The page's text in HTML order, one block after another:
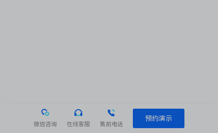
微信咨询 在线客服 售前电话
预约演示